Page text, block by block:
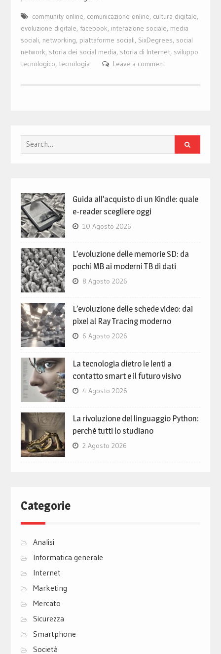
community online, comunicazione online, cultura digitale,
evoluzione digitale, facebook, interazione sociale, media
sociali, networking, piattaforme sociali, SixDegrees, social
network, storia dei social media, storia di Internet, sviluppo
tecnologico, tecnologia Leave a comment
Search
for:
Guida all’acquisto di un Kindle: quale
e-reader scegliere oggi
10 Agosto 2026
L’evoluzione delle memorie SD: da
pochi MB ai moderni TB di dati
8 Agosto 2026
L’evoluzione delle schede video: dai
pixel al Ray Tracing moderno
6 Agosto 2026
La tecnologia dietro le lenti a
contatto smart e il futuro visivo
4 Agosto 2026
La rivoluzione del linguaggio Python:
perché tutti lo studiano
2 Agosto 2026
Categorie
Analisi
Informatica generale
Internet
Marketing
Mercato
Sicurezza
Smartphone
Società